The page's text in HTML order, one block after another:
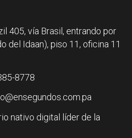
405, vía Brasil, entrando por
del Idaan), piso 11, oficina 11
8778
nativo digital líder de la